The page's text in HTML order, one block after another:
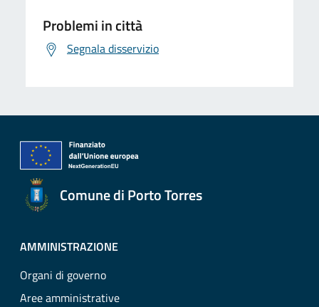
Problemi in città
Segnala disservizio
Comune di Porto Torres
AMMINISTRAZIONE
Organi di governo
Aree amministrative